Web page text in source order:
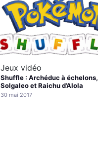
Jeux vidéo
Shuffle : Archéduc à échelons,
Solgaleo et Raichu d’Alola
30 mai 2017